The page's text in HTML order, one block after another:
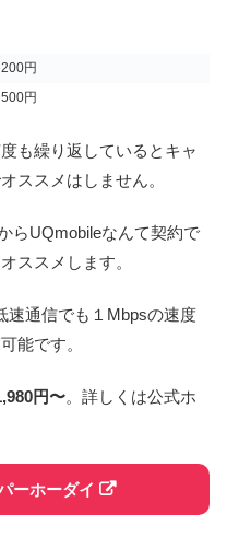
200円
500円
も繰り返しているとキャ
ススメはしません。
らUQmobileなんて契約で
ススメします。
速通信でも１Mbpsの速度
能です。
円〜。詳しくは公式ホ
ーホーダイ